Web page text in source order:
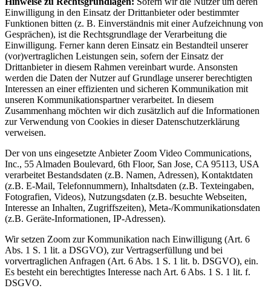
Einwilligung in den Einsatz der Drittanbieter oder bestimmter
Funktionen bitten (z. B. Einverständnis mit einer Aufzeichnung von
Gesprächen), ist die Rechtsgrundlage der Verarbeitung die
Einwilligung. Ferner kann deren Einsatz ein Bestandteil unserer
(vor)vertraglichen Leistungen sein, sofern der Einsatz der
Drittanbieter in diesem Rahmen vereinbart wurde. Ansonsten
werden die Daten der Nutzer auf Grundlage unserer berechtigten
Interessen an einer effizienten und sicheren Kommunikation mit
unseren Kommunikationspartner verarbeitet. In diesem
Zusammenhang möchten wir dich zusätzlich auf die Informationen
zur Verwendung von Cookies in dieser Datenschutzerklärung
verweisen.
Der von uns eingesetzte Anbieter Zoom Video Communications,
Inc., 55 Almaden Boulevard, 6th Floor, San Jose, CA 95113, USA
verarbeitet Bestandsdaten (z.B. Namen, Adressen), Kontaktdaten
(z.B. E-Mail, Telefonnummern), Inhaltsdaten (z.B. Texteingaben,
Fotografien, Videos), Nutzungsdaten (z.B. besuchte Webseiten,
Interesse an Inhalten, Zugriffszeiten), Meta-/Kommunikationsdaten
(z.B. Geräte-Informationen, IP-Adressen).
Wir setzen Zoom zur Kommunikation nach Einwilligung (Art. 6
Abs. 1 S. 1 lit. a DSGVO), zur Vertragserfüllung und bei
vorvertraglichen Anfragen (Art. 6 Abs. 1 S. 1 lit. b. DSGVO), ein.
Es besteht ein berechtigtes Interesse nach Art. 6 Abs. 1 S. 1 lit. f.
DSGVO.